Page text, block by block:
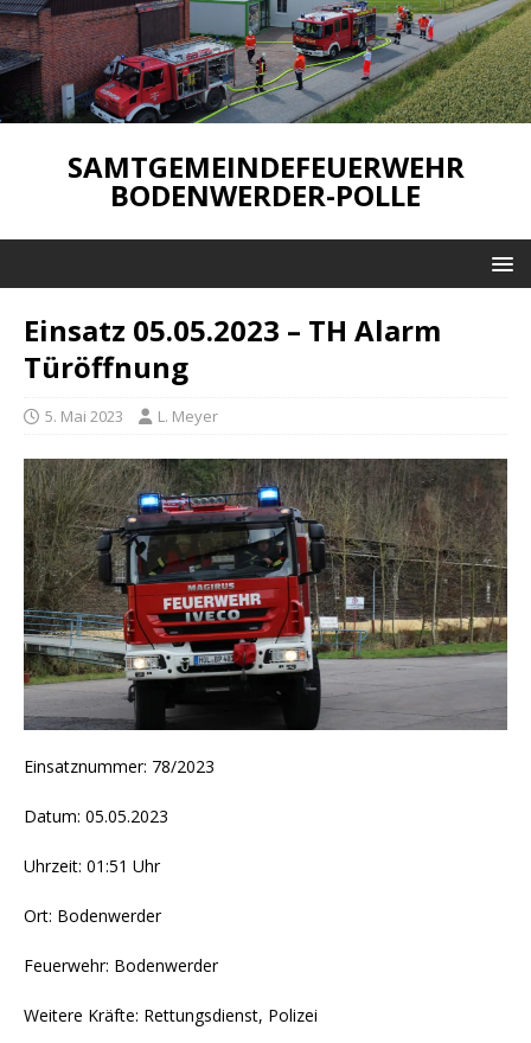
SAMTGEMEINDEFEUERWEHR
BODENWERDER-POLLE
Einsatz 05.05.2023 – TH Alarm
Türöffnung
5. Mai 2023 L. Meyer
Einsatznummer: 78/2023
Datum: 05.05.2023
Uhrzeit: 01:51 Uhr
Ort: Bodenwerder
Feuerwehr: Bodenwerder
Weitere Kräfte: Rettungsdienst, Polizei